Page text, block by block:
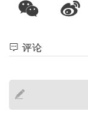
评论